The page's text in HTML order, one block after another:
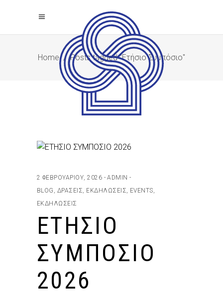
Home/Posts tagged "Ετήσιο Συμπόσιο"
2 ΦΕΒΡΟΥΑΡΊΟΥ, 2026
ADMIN
BLOG, ΔΡΆΣΕΙΣ, ΕΚΔΗΛΏΣΕΙΣ
EVENTS
ΕΚΔΗΛΏΣΕΙΣ
ΕΤΗΣΙΟ
ΣΥΜΠΟΣΙΟ
2026